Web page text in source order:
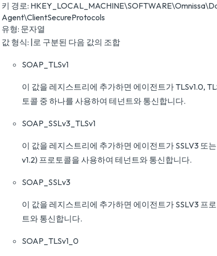
키 경로:
Agent\ClientSecureProtocols
유형: 문자열
값 형식: |로 구분된 다음 값의 조합
SOAP_TLSv1
이 값을 레지스트리에 추가하면 에이전트가 TLSv1.0,
토콜 중 하나를 사용하여 테넌트와 통신합니다.
SOAP_SSLv3_TLSv1
이 값을 레지스트리에 추가하면 에이전트가 SSLV3 또는
v1.2) 프로토콜을 사용하여 테넌트와 통신합니다.
SOAP_SSLv3
이 값을 레지스트리에 추가하면 에이전트가 SSLV3 프
트와 통신합니다.
SOAP_TLSv1_0